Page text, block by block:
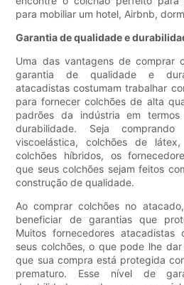
para mobiliar um hotel, Airbnb,
Garantia de qualidade e
Uma das vantagens de comprar
garantia de qualidade e
atacadistas costumam trabalhar
para fornecer colchões de alta
padrões da indústria em
durabilidade. Seja
viscoelástica, colchões de
colchões híbridos, os
que seus colchões sejam feitos
construção de qualidade.
Ao comprar colchões no
beneficiar de garantias que
Muitos fornecedores atacadistas
seus colchões, o que pode lhe
que sua compra está protegida
prematuro. Esse nível de